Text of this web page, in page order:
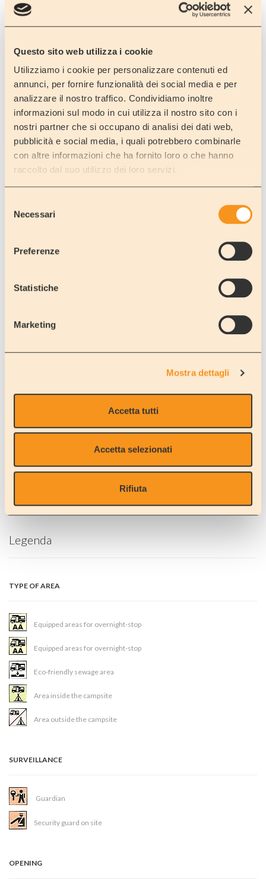
Questo sito web utilizza i cookie
Utilizziamo i cookie per personalizzare contenuti ed
annunci, per fornire funzionalità dei social media e per
analizzare il nostro traffico. Condividiamo inoltre
informazioni sul modo in cui utilizza il nostro sito con i
nostri partner che si occupano di analisi dei dati web,
pubblicità e social media, i quali potrebbero combinarle
con altre informazioni che ha fornito loro o che hanno
raccolto dal suo utilizzo dei loro servizi.
delNecessari
Preferenze
Statistiche
Marketing
Mostra dettagli
Accetta tutti
Accetta selezionati
Rifiuta
PIZZONE
Isernia
PIZZONE
VASTOGIRARDI
Legenda
TYPE OF AREA
Equipped areas for overnight-stop
Equipped areas for overnight-stop
Eco-friendly sewage area
Area inside the campsite
Area outside the campsite
SURVEILLANCE
Guardian
Security guard on site
OPENING